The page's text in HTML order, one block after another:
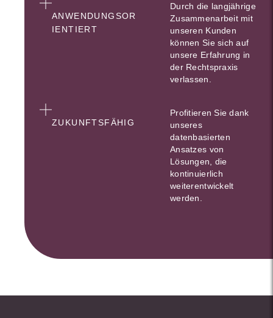
ANWENDUNGSOR
IENTIERT
Durch die langjährige
Zusammenarbeit mit
unseren Kunden
können Sie sich auf
unsere Erfahrung in
der Rechtspraxis
verlassen.
ZUKUNFTSFÄHIG
Profitieren Sie dank
unseres
datenbasierten
Ansatzes von
Lösungen, die
kontinuierlich
weiterentwickelt
werden.